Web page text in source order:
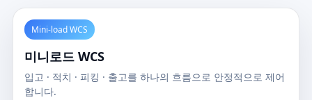
Mini-load WCS
미니로드 WCS
입고 · 적치 · 피킹 · 출고를 하나의 흐름으로 안정적으로 제어
합니다.